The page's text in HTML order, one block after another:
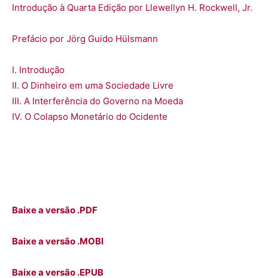
Introdução à Quarta Edição por Llewellyn H. Rockwell, Jr.
Prefácio por Jörg Guido Hülsmann
I. Introdução
II. O Dinheiro em uma Sociedade Livre
III. A Interferência do Governo na Moeda
IV. O Colapso Monetário do Ocidente
Baixe a versão .PDF
Baixe a versão .MOBI
Baixe a versão .EPUB